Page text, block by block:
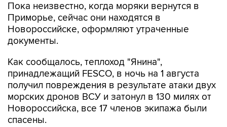
Пока неизвестно, когда моряки вернутся в
Приморье, сейчас они находятся в
Новороссийске, оформляют утраченные
документы.
Как сообщалось, теплоход "Янина",
принадлежащий FESCO, в ночь на 1 августа
получил повреждения в результате атаки двух
морских дронов ВСУ и затонул в 130 милях от
Новороссийска, все 17 членов экипажа были
спасены.